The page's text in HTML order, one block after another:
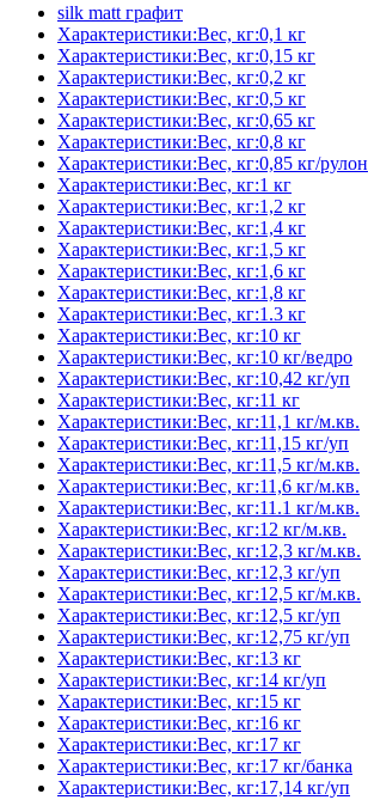
silk matt графит
Характеристики:Вес, кг:0,1 кг
Характеристики:Вес, кг:0,15 кг
Характеристики:Вес, кг:0,2 кг
Характеристики:Вес, кг:0,5 кг
Характеристики:Вес, кг:0,65 кг
Характеристики:Вес, кг:0,8 кг
Характеристики:Вес, кг:0,85 кг/рулон
Характеристики:Вес, кг:1 кг
Характеристики:Вес, кг:1,2 кг
Характеристики:Вес, кг:1,4 кг
Характеристики:Вес, кг:1,5 кг
Характеристики:Вес, кг:1,6 кг
Характеристики:Вес, кг:1,8 кг
Характеристики:Вес, кг:1.3 кг
Характеристики:Вес, кг:10 кг
Характеристики:Вес, кг:10 кг/ведро
Характеристики:Вес, кг:10,42 кг/уп
Характеристики:Вес, кг:11 кг
Характеристики:Вес, кг:11,1 кг/м.кв.
Характеристики:Вес, кг:11,15 кг/уп
Характеристики:Вес, кг:11,5 кг/м.кв.
Характеристики:Вес, кг:11,6 кг/м.кв.
Характеристики:Вес, кг:11.1 кг/м.кв.
Характеристики:Вес, кг:12 кг/м.кв.
Характеристики:Вес, кг:12,3 кг/м.кв.
Характеристики:Вес, кг:12,3 кг/уп
Характеристики:Вес, кг:12,5 кг/м.кв.
Характеристики:Вес, кг:12,5 кг/уп
Характеристики:Вес, кг:12,75 кг/уп
Характеристики:Вес, кг:13 кг
Характеристики:Вес, кг:14 кг/уп
Характеристики:Вес, кг:15 кг
Характеристики:Вес, кг:16 кг
Характеристики:Вес, кг:17 кг
Характеристики:Вес, кг:17 кг/банка
Характеристики:Вес, кг:17,14 кг/уп